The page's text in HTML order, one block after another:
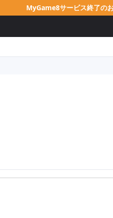
MyGame8サービス終了の